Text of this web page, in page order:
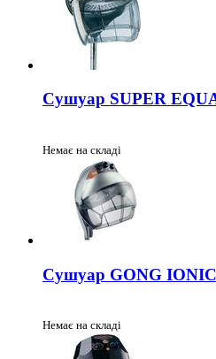
Сушуар SUPER
Немає на складі
Сушуар GONG IONIC
Немає на складі